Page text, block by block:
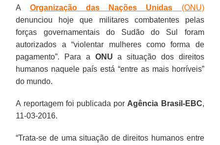
A Organização das Nações Unidas (ONU)
denunciou hoje que militares combatentes pelas
forças governamentais do Sudão do Sul foram
autorizados a “violentar mulheres como forma de
pagamento”. Para a ONU a situação dos direitos
humanos naquele país está “entre as mais horríveis”
do mundo.
A reportagem foi publicada por Agência Brasil-EBC,
11-03-2016.
“Trata-se de uma situação de direitos humanos entre